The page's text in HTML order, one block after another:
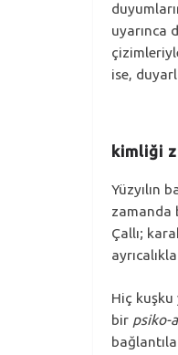
uyarınca
ise,
kimliği
Yüzyılın
zamanda
Çallı;
Hiç kuşku
bir psiko-